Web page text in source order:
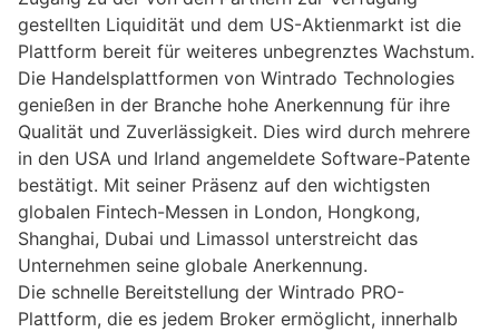
gestellten Liquidität und dem US-Aktienmarkt ist die
Plattform bereit für weiteres unbegrenztes Wachstum.
Die Handelsplattformen von Wintrado Technologies
genießen in der Branche hohe Anerkennung für ihre
Qualität und Zuverlässigkeit. Dies wird durch mehrere
in den USA und Irland angemeldete Software-Patente
bestätigt. Mit seiner Präsenz auf den wichtigsten
globalen Fintech-Messen in London, Hongkong,
Shanghai, Dubai und Limassol unterstreicht das
Unternehmen seine globale Anerkennung.
Die schnelle Bereitstellung der Wintrado PRO-
Plattform, die es jedem Broker ermöglicht, innerhalb